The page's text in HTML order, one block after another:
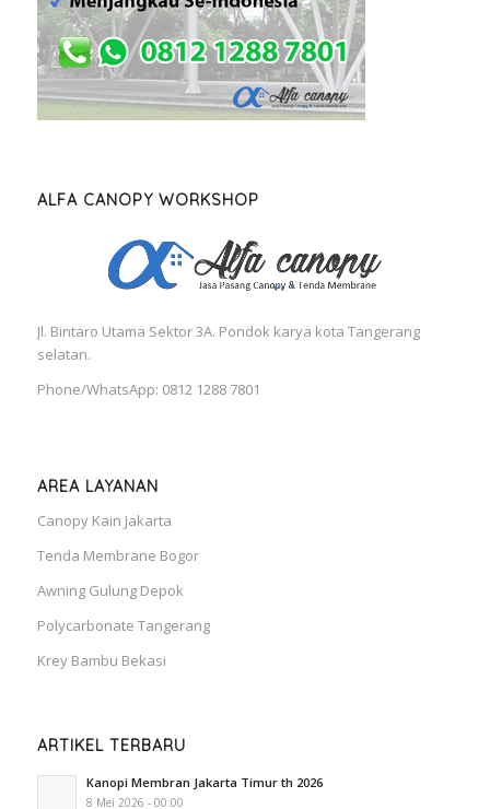
ALFA CANOPY WORKSHOP
Jl. Bintaro Utama Sektor 3A. Pondok karya kota Tangerang
selatan.
Phone/WhatsApp: 0812 1288 7801
AREA LAYANAN
Canopy Kain Jakarta
Tenda Membrane Bogor
Awning Gulung Depok
Polycarbonate Tangerang
Krey Bambu Bekasi
ARTIKEL TERBARU
Kanopi Membran Jakarta Timur th 2026
8 Mei 2026 - 00:00